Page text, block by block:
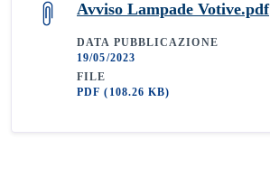
Avviso Lampade Votive.pdf
DATA PUBBLICAZIONE
19/05/2023
FILE
PDF(108.26 KB)